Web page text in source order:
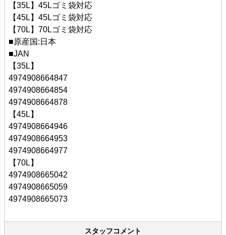
【35L】45Lゴミ袋対応
【45L】45Lゴミ袋対応
【70L】70Lゴミ袋対応
■原産国:日本
■JAN
【35L】
4974908664847
4974908664854
4974908664878
【45L】
4974908664946
4974908664953
4974908664977
【70L】
4974908665042
4974908665059
4974908665073
スタッフコメント